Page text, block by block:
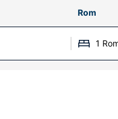
Rom
1